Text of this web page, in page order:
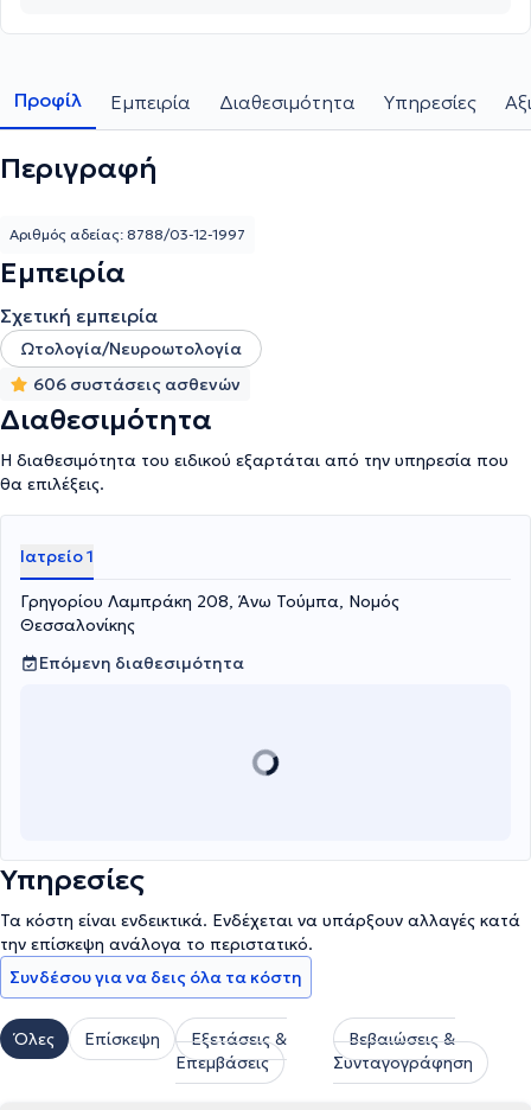
Προφίλ Εμπειρία Διαθεσιμότητα Υπηρεσίες
Περιγραφή
Αριθμός αδείας: 8788/03-12-1997
Εμπειρία
Σχετική εμπειρία
Ωτολογία/Νευροωτολογία
606 συστάσεις ασθενών
Διαθεσιμότητα
Η διαθεσιμότητα του ειδικού εξαρτάται από την υπηρεσία που
θα επιλέξεις.
Ιατρείο 1
Γρηγορίου Λαμπράκη 208, Άνω Τούμπα, Νομός
Θεσσαλονίκης
Επόμενη διαθεσιμότητα
Υπηρεσίες
Τα κόστη είναι ενδεικτικά. Ενδέχεται να υπάρξουν αλλαγές κατά
την επίσκεψη ανάλογα το περιστατικό.
Συνδέσου για να δεις όλα τα κόστη
Όλες Επίσκεψη
Εξετάσεις &
Επεμβάσεις
Βεβαιώσεις &
Συνταγογράφηση